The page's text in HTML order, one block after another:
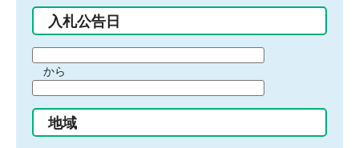
入札公告日
間
始
り
から
間
終
地域